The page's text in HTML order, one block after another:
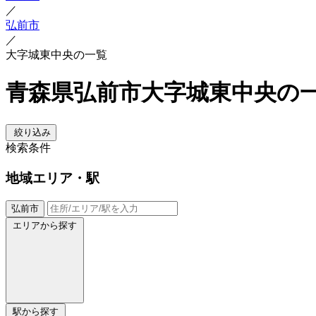
／
弘前市
／
大字城東中央の一覧
青森県弘前市大字城東中央の
絞り込み
検索条件
地域エリア・駅
弘前市
エリアから探す
駅から探す